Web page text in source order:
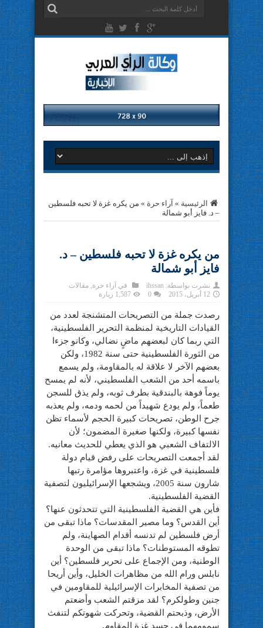
الرئيسية » آراء حرة » من يكره غزة لا تحبه فلسطين
– د. فايز أبو شمالة
من يكره غزة لا تحبه فلسطين – د.
فايز أبو شمالة
نشرت بواسطة: ihssan في آراء حرة, مقالات
12 أبريل، 2015
0 1,587 زيارة
رصدت جملة من التصريحات المتشنجة لعدد من
القيادات التاريخية لمنظمة التحرير الفلسطينية،
التي ربما كان لبعضهم ماضٍ نضالي، وكانو جزءا
من الثورة الفلسطينية حتى سنة 1982، ولكن
بعضهم الآخر لا علاقة له بالمقاومة، ولم يسمع
باسمه أحد من الشعب الفلسطيني، لأنه لم يمسح
يوماً فوهة بالبندقية بطرف ثوبه، ولم يذق للسجن
طعماً، ولم يودع شهيداً من لحمه ودمه، ولم يعذبه
جرح الوطن، تصريحات كبيرة الحجم لأسماء تظن
نفسها كبيرة، ولكنها صغيرة المضمون؛ لأن
الالتفاف الشعبي هو الذي يعطي للحديث معانيه.
لقد أجمعت التصريحات على رفض قيام دولة
فلسطينية في غزة، واعتبروها مؤامرة رتبها
شارون سنة 2005، ويشجعها الإسرائيليون لتصفية
القضية الفلسطينية.
فأين هي القضية الفلسطينية التي تتحدثون عنها؟
أين القدس؟ وما مصير المقدسات؟ ماذا تبقى من
أرض فلسطين لم تدنسه أقدام الصهاينة، ولم
تطوقه المستوطنات؟ ماذا تبقى من الوحدة
الوطنية، ومن الإجماع على تحرير فلسطين؟ أين
نابلس ورام الله من مظاهرات الخليل، وأين أريحا
من تصفية المخابرات الإسرائيلية للمقاومين في
جنين وطولكرم؟ لقد مزقتم الشعب وأضعتم
الأرض، وذبحتم القضية، وتحركت شهوتكم لتنفث
سمومهما في جسد غزة المقاوم.